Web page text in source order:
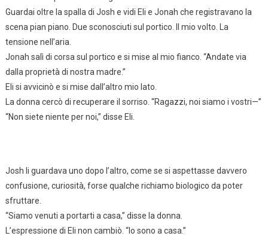
Guardai oltre la spalla di Josh e vidi Eli e Jonah che registravano la
scena pian piano. Due sconosciuti sul portico. Il mio volto. La
tensione nell’aria.
Jonah salì di corsa sul portico e si mise al mio fianco. “Andate via
dalla proprietà di nostra madre.”
Eli si avvicinò e si mise dall’altro mio lato.
La donna cercò di recuperare il sorriso. “Ragazzi, noi siamo i vostri—”
“Non siete niente per noi,” disse Eli.
Josh li guardava uno dopo l’altro, come se si aspettasse davvero
confusione, curiosità, forse qualche richiamo biologico da poter
sfruttare.
“Siamo venuti a portarti a casa,” disse la donna.
L’espressione di Eli non cambiò. “Io sono a casa.”